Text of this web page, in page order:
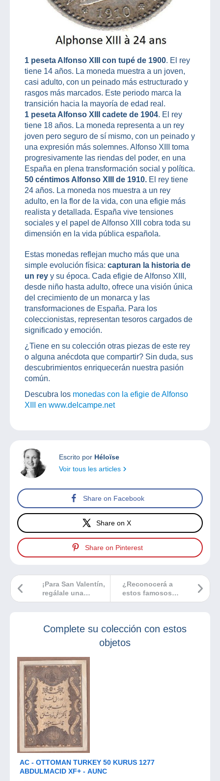
1 peseta Alfonso XIII con tupé de 1900. El rey
tiene 14 años. La moneda muestra a un joven,
casi adulto, con un peinado más estructurado y
rasgos más marcados. Este periodo marca la
transición hacia la mayoría de edad real.
1 peseta Alfonso XIII cadete de 1904. El rey
tiene 18 años. La moneda representa a un rey
joven pero seguro de sí mismo, con un peinado y
una expresión más solemnes. Alfonso XIII toma
progresivamente las riendas del poder, en una
España en plena transformación social y política.
50 céntimos Alfonso XIII de 1910. El rey tiene
24 años. La moneda nos muestra a un rey
adulto, en la flor de la vida, con una efigie más
realista y detallada. España vive tensiones
sociales y el papel de Alfonso XIII cobra toda su
dimensión en la vida pública española.
Estas monedas reflejan mucho más que una
simple evolución física: capturan la historia de
un rey y su época. Cada efigie de Alfonso XIII,
desde niño hasta adulto, ofrece una visión única
del crecimiento de un monarca y las
transformaciones de España. Para los
coleccionistas, representan tesoros cargados de
significado y emoción.
¿Tiene en su colección otras piezas de este rey
o alguna anécdota que compartir? Sin duda, sus
descubrimientos enriquecerán nuestra pasión
común.
Descubra los monedas con la efigie de Alfonso
XIII en www.delcampe.net
Escrito por Héloïse
Voir tous les articles
Share on Facebook
Share on X
Share on Pinterest
¿Reconocerá a
estos famosos
premios Nobel?
¡Para San Valentín,
regálale una
tarjeta antigua
Complete su colección con estos
objetos
AC - OTTOMAN TURKEY 50 KURUS 1277
ABDULMACID XF+ - AUNC